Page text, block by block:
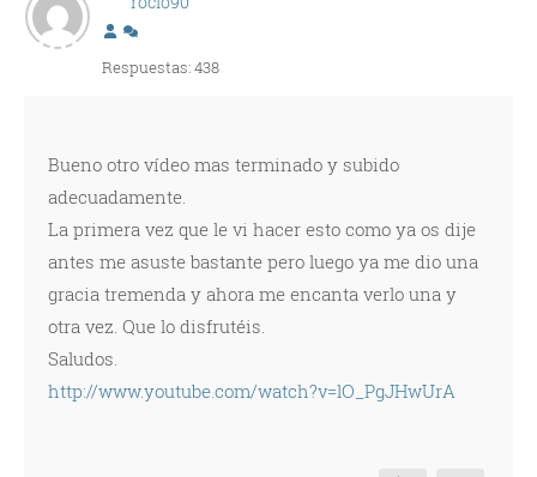
Respuestas: 438
Bueno otro vídeo mas terminado y subido
adecuadamente.
La primera vez que le vi hacer esto como ya os dije
antes me asuste bastante pero luego ya me dio una
gracia tremenda y ahora me encanta verlo una y
otra vez. Que lo disfrutéis.
Saludos.
http://www.youtube.com/watch?v=lO_PgJHwUrA